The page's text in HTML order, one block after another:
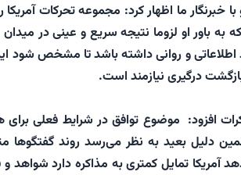
ما اظهار کرد: مجموعه تحرکات آمریکا
به باور او لزوما نتیجه سریع و عینی در میدان
اطلاعاتی و روانی داشته باشد تا مشخص شود
درگیری نیازمند است.
افزود: موضوع توافق در شرایط فعلی برای
دلیل بعید به نظر می‌رسد روند گفتگوها
آمریکا تمایل کمتری به مذاکره دارد شواهد و